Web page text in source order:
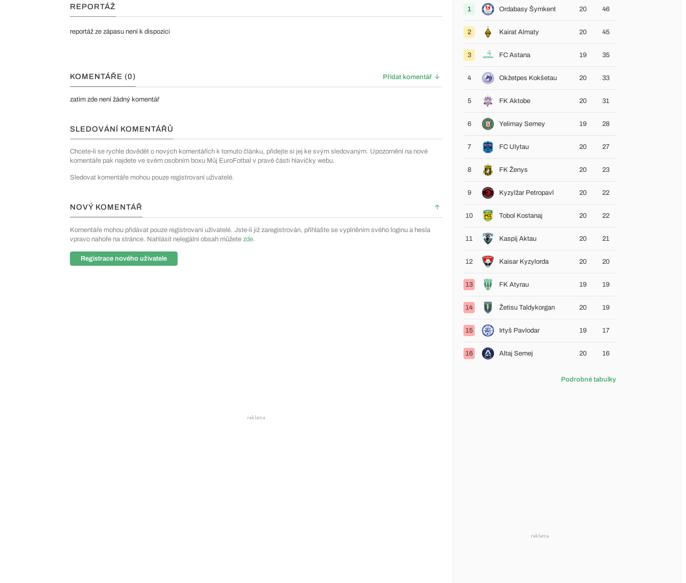
REPORTÁŽ
reportáž ze zápasu není k dispozici
KOMENTÁŘE (0) Přidat komentář
zatím zde není žádný komentář
SLEDOVÁNÍ KOMENTÁŘŮ
Chcete-li se rychle dovědět o nových komentářích k tomuto článku, přidejte si jej ke svým sledovaným. Upozornění na nové
komentáře pak najdete ve svém osobním boxu Můj EuroFotbal v pravé části hlavičky webu.
Sledovat komentáře mohou pouze registrovaní uživatelé.
NOVÝ KOMENTÁŘ
Komentáře mohou přidávat pouze registrovaní uživatelé. Jste-li již zaregistrován, přihlašte se vyplněním svého loginu a hesla
vpravo nahoře na stránce. Nahlásit nelegální obsah můžete zde.
Registrace nového uživatele
1 Ordabasy Šymkent 20 46
2 Kairat Almaty 20 45
3 FC Astana 19 35
4 Okžetpes Kokšetau 20 33
5 FK Aktobe 20 31
6 Yelimay Semey 19 28
7 FC Ulytau 20 27
8 FK Ženys 20 23
9 Kyzylžar Petropavl 20 22
10 Tobol Kostanaj 20 22
11 Kaspij Aktau 20 21
12 Kaisar Kyzylorda 20 20
13 FK Atyrau 19 19
14 Žetisu Taldykorgan 20 19
15 Irtyš Pavlodar 19 17
16 Altaj Semej 20 16
Podrobné tabulky